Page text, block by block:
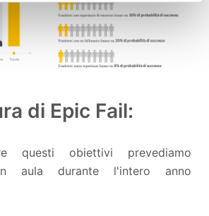
di Epic Fail:
questi obiettivi prevediamo
in aula durante l'intero anno